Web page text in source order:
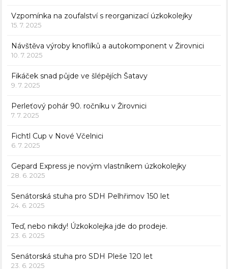
Vzpomínka na zoufalství s reorganizací úzkokolejky
15. 7. 2025
Návštěva výroby knoflíků a autokomponent v Žirovnici
10. 7. 2025
Fikáček snad půjde ve šlépějích Šatavy
9. 7. 2025
Perleťový pohár 90. ročníku v Žirovnici
7. 7. 2025
Fichtl Cup v Nové Včelnici
6. 7. 2025
Gepard Express je novým vlastníkem úzkokolejky
28. 6. 2025
Senátorská stuha pro SDH Pelhřimov 150 let
24. 6. 2025
Teď, nebo nikdy! Úzkokolejka jde do prodeje.
23. 6. 2025
Senátorská stuha pro SDH Pleše 120 let
23. 6. 2025